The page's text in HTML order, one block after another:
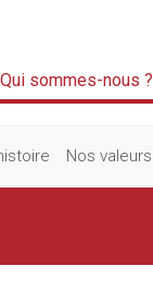
Qui sommes-nous ?
Nos valeurs